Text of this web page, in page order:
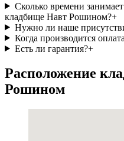
Сколько времени
кладбище Навт Рошином?+
Нужно ли наше
Когда производится
Есть ли гарантия?+
Расположение
Рошином